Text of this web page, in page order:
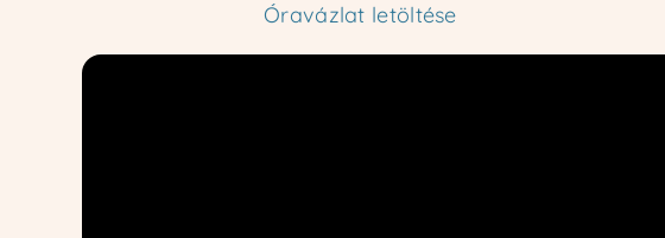
Óravázlat letöltése